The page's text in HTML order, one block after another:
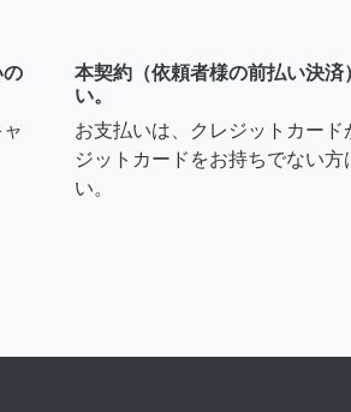
の
本契約（依頼者様の前払い決
い。
お支払いは、クレジットカー
ジットカードをお持ちでない
い。